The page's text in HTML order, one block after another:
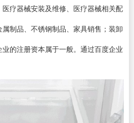
疗器械安装及维修、医疗器械相关配
制品、不锈钢制品、家具销售；装卸
的注册资本属于一般。通过百度企业